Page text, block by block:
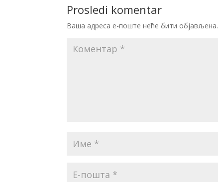
Prosledi komentar
Ваша адреса е-поште неће бити објављена.